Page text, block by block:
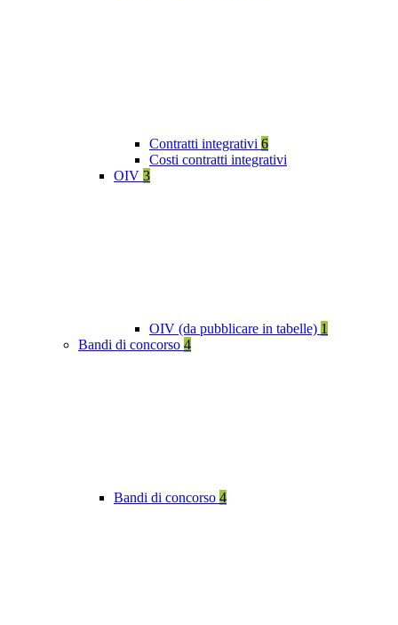
Contratti integrativi 6
Costi contratti integrativi
OIV 3
OIV (da pubblicare in tabelle) 1
Bandi di concorso 4
Bandi di concorso 4